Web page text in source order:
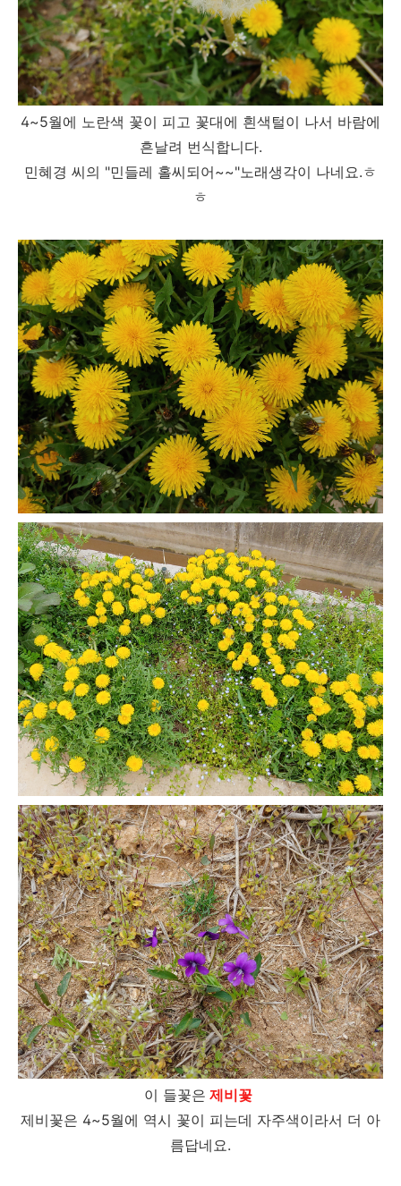
4~5월에 노란색 꽃이 피고 꽃대에 흰색털이 나서 바람에
흔날려 번식합니다.
민혜경 씨의 "민들레 홀씨되어~~"노래생각이 나네요.ㅎ
ㅎ
이 들꽃은 제비꽃
제비꽃은 4~5월에 역시 꽃이 피는데 자주색이라서 더 아
름답네요.